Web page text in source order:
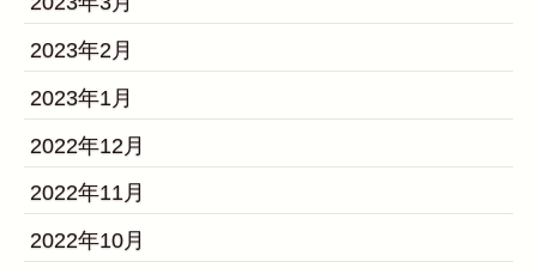
2023年2月
2023年1月
2022年12月
2022年11月
2022年10月